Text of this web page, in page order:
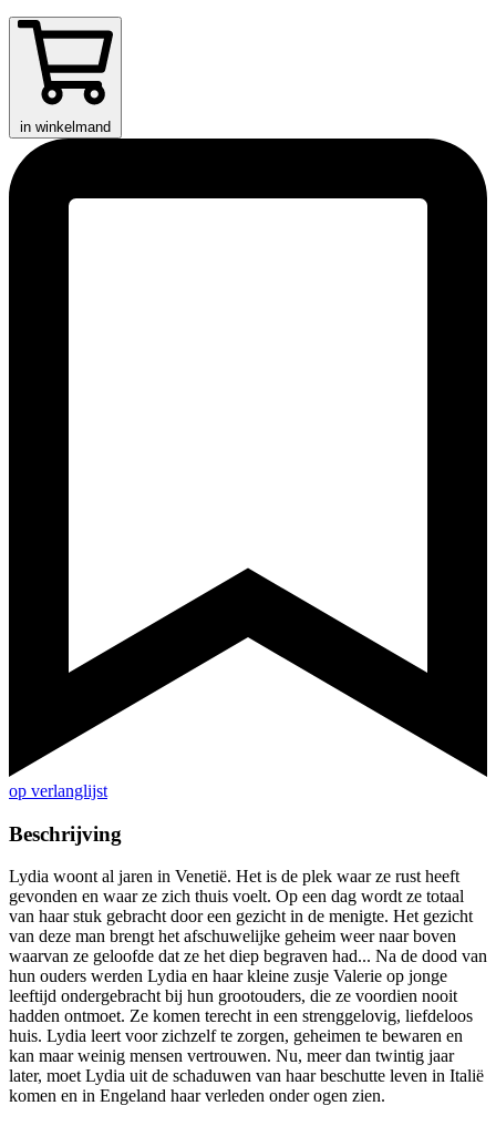
in winkelmand
op verlanglijst
Beschrijving
Lydia woont al jaren in Venetië. Het is de plek waar ze rust heeft
gevonden en waar ze zich thuis voelt. Op een dag wordt ze totaal
van haar stuk gebracht door een gezicht in de menigte. Het gezicht
van deze man brengt het afschuwelijke geheim weer naar boven
waarvan ze geloofde dat ze het diep begraven had... Na de dood van
hun ouders werden Lydia en haar kleine zusje Valerie op jonge
leeftijd ondergebracht bij hun grootouders, die ze voordien nooit
hadden ontmoet. Ze komen terecht in een strenggelovig, liefdeloos
huis. Lydia leert voor zichzelf te zorgen, geheimen te bewaren en
kan maar weinig mensen vertrouwen. Nu, meer dan twintig jaar
later, moet Lydia uit de schaduwen van haar beschutte leven in Italië
komen en in Engeland haar verleden onder ogen zien.